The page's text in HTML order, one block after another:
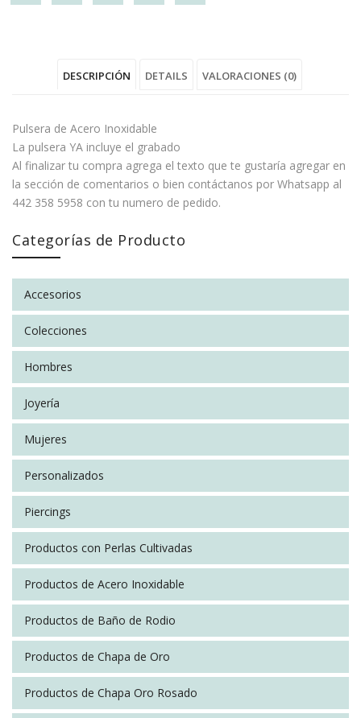
Grabado"
on
Facebook
tipo
con
Grabado"
on
Twitter
reloj
Grabado"
on
Google
Plus
reloj
Grabado"
on
Pinterest
reloj
on
LinkedIn
DESCRIPCIÓN DETAILS VALORACIONES (0)
Pulsera de Acero Inoxidable
La pulsera YA incluye el grabado
Al finalizar tu compra agrega el texto que te gustaría agregar en
la sección de comentarios o bien contáctanos por Whatsapp al
442 358 5958 con tu numero de pedido.
INFORMACIÓN ADICIONAL
Colores Dorado, Plateado
Tipografía 1, 2, 3, 4, 5, 6
No hay valoraciones aún.
You must belogged into post a review.
SOCIAL CONNECT:
Categorías de Producto
Accesorios
Colecciones
Hombres
Joyería
Mujeres
Personalizados
Piercings
Productos con Perlas Cultivadas
Productos de Acero Inoxidable
Productos de Baño de Rodio
Productos de Chapa de Oro
Productos de Chapa Oro Rosado